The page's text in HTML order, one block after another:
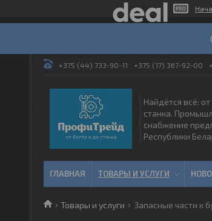
+375 (44) 733-90-11 +375 (17) 367-92-00
Найдётся всё:
станка.
снабжение
Республики
ГЛАВНАЯ ТОВАРЫ И УСЛУГИ
Товары и услуги Запасные части к